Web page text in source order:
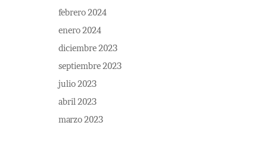
febrero 2024
enero 2024
diciembre 2023
septiembre 2023
julio 2023
abril 2023
marzo 2023